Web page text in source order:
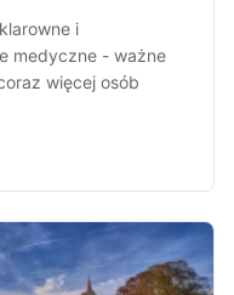
i
medyczne - ważne
więcej osób